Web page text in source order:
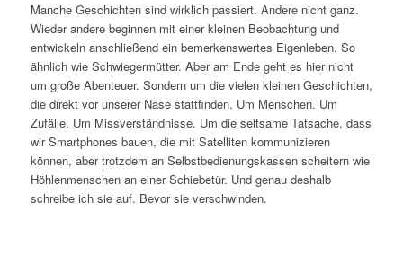
Manche Geschichten sind wirklich passiert. Andere nicht ganz.
Wieder andere beginnen mit einer kleinen Beobachtung und
entwickeln anschließend ein bemerkenswertes Eigenleben. So
ähnlich wie Schwiegermütter. Aber am Ende geht es hier nicht
um große Abenteuer. Sondern um die vielen kleinen Geschichten,
die direkt vor unserer Nase stattfinden. Um Menschen. Um
Zufälle. Um Missverständnisse. Um die seltsame Tatsache, dass
wir Smartphones bauen, die mit Satelliten kommunizieren
können, aber trotzdem an Selbstbedienungskassen scheitern wie
Höhlenmenschen an einer Schiebetür. Und genau deshalb
schreibe ich sie auf. Bevor sie verschwinden.